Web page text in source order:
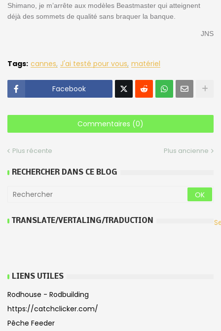
Shimano, je m’arrête aux modèles Beastmaster qui atteignent
déjà des sommets de qualité sans braquer la banque.
JNS
Tags: cannes J'ai testé pour vous matériel
Facebook
Commentaires (0)
Plus récente Plus ancienne
RECHERCHER DANS CE BLOG
TRANSLATE/VERTALING/TRADUCTION
LIENS UTILES
Rodhouse - Rodbuilding
https://catchclicker.com/
Pêche Feeder